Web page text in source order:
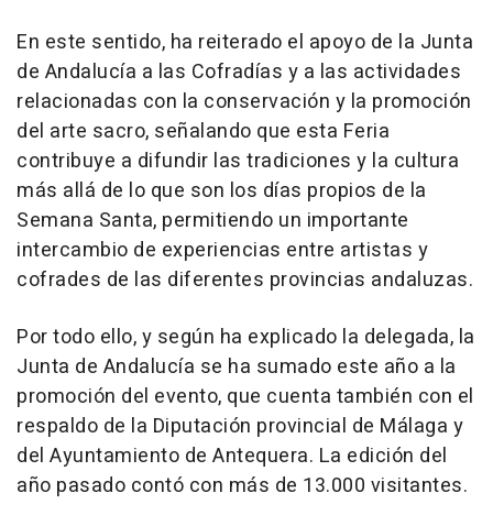
En este sentido, ha reiterado el apoyo de la Junta
de Andalucía a las Cofradías y a las actividades
relacionadas con la conservación y la promoción
del arte sacro, señalando que esta Feria
contribuye a difundir las tradiciones y la cultura
más allá de lo que son los días propios de la
Semana Santa, permitiendo un importante
intercambio de experiencias entre artistas y
cofrades de las diferentes provincias andaluzas.
Por todo ello, y según ha explicado la delegada, la
Junta de Andalucía se ha sumado este año a la
promoción del evento, que cuenta también con el
respaldo de la Diputación provincial de Málaga y
del Ayuntamiento de Antequera. La edición del
año pasado contó con más de 13.000 visitantes.